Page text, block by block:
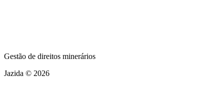
Gestão de direitos minerários
Jazida © 2026